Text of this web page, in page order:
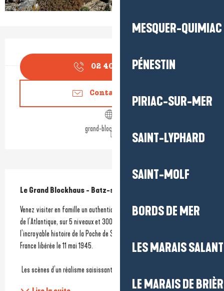
MESQUER-QUIMIAC
PÉNESTIN
PIRIAC-SUR-MER
SAINT-LYPHARD
SAINT-MOLF
BORDS DE MER
LES MARAIS
LE MARAIS DE
Ouverture et coordonnées
02 40 23 88▒▒
Contactez-nous
grand-blockhaus.com
Description
Le Grand Blockhaus - Batz-sur-Mer
Venez visiter en famille un authentique Poste de Commandement du Mur
de l’Atlantique, sur 5 niveaux et 300 m² intérieurs. Vous y découvrirez
l’incroyable histoire de la Poche de Saint-Nazaire, la dernière région de
France libérée le 11 mai 1945.
Les scènes d’un réalisme saisissant avec 50...